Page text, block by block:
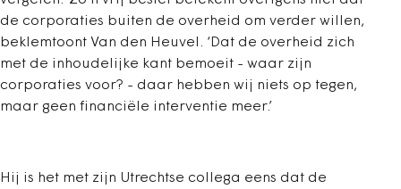
de corporaties buiten de overheid om verder willen,
beklemtoont Van den Heuvel. ‘Dat de overheid zich
met de inhoudelijke kant bemoeit - waar zijn
corporaties voor? - daar hebben wij niets op tegen,
maar geen financiële interventie meer.’
Hij is het met zijn Utrechtse collega eens dat de